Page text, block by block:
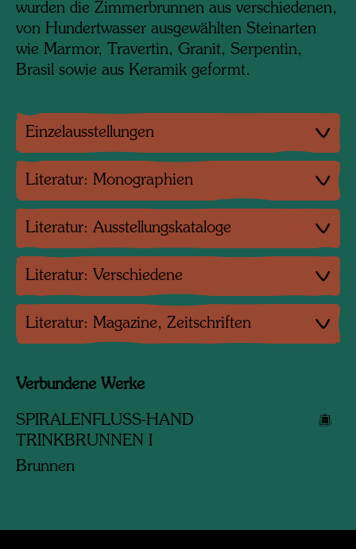
wurden die Zimmerbrunnen aus verschiedenen,
von Hundertwasser ausgewählten Steinarten
wie Marmor, Travertin, Granit, Serpentin,
Brasil sowie aus Keramik geformt.
Einzelausstellungen
Literatur: Monographien
Literatur: Ausstellungskataloge
Literatur: Verschiedene
Literatur: Magazine, Zeitschriften
Verbundene Werke
SPIRALENFLUSS-HAND
TRINKBRUNNEN I
Brunnen